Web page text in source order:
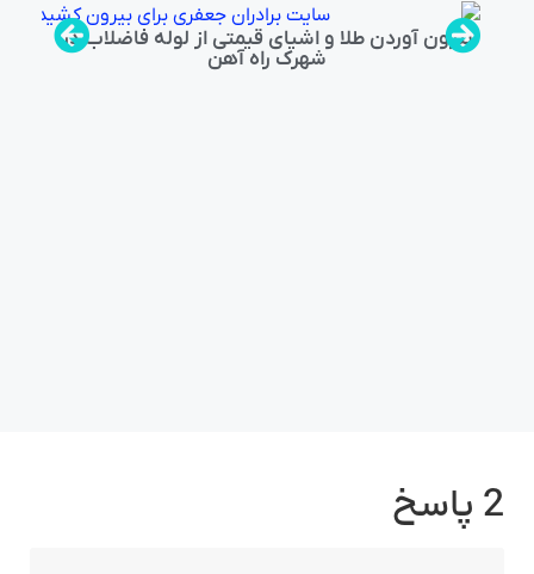
بیرون آوردن طلا و اشیای قیمتی از لوله فاضلاب در
شهرک راه‌ آهن
2 پاسخ